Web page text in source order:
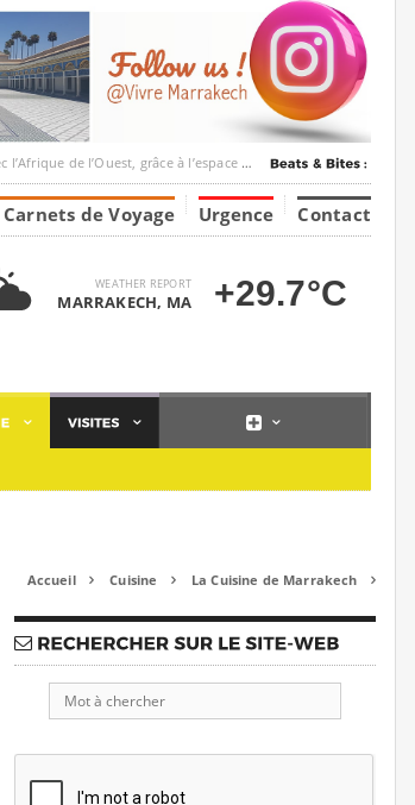
à l’espace Marrakesh-Tumbuktu.
Carnets de Voyage Urgence Contact
WEATHER REPORT
MARRAKECH, MA +29.7°C
Accueil  Cuisine  La Cuisine de Marrakech 